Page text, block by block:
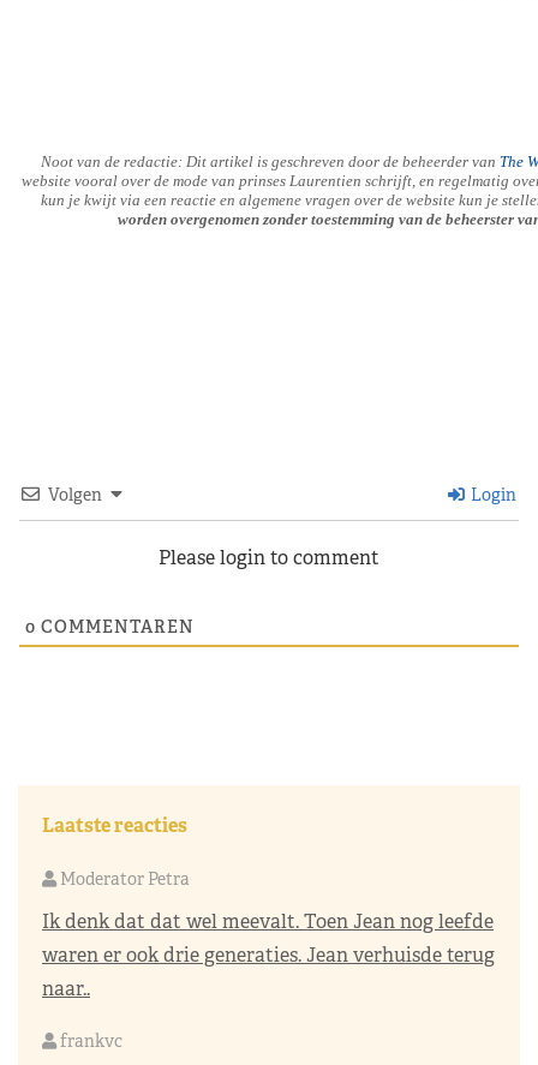
Noot van de redactie: Dit artikel is geschreven door de beheerder van The
website vooral over de mode van prinses Laurentien schrijft, en regelmatig
kun je kwijt via een reactie en algemene vragen over de website kun je
worden overgenomen zonder toestemming van de beheerster
Volgen Login
Please login to comment
0 COMMENTAREN
Laatste reacties
Moderator Petra
Ik denk dat dat wel meevalt. Toen Jean nog leefde
waren er ook drie generaties. Jean verhuisde terug
naar..
frankvc